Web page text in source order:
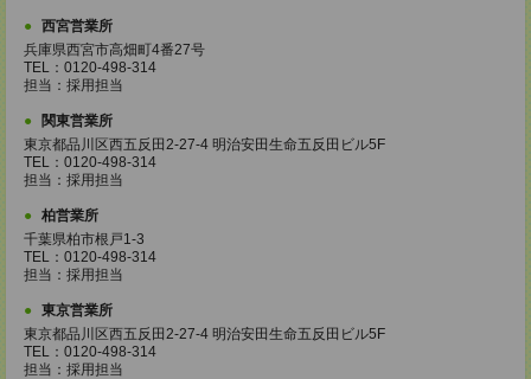
西宮営業所
兵庫県西宮市高畑町4番27号
TEL：0120-498-314
担当：採用担当
関東営業所
東京都品川区西五反田2-27-4 明治安田生命五反田ビル5F
TEL：0120-498-314
担当：採用担当
柏営業所
千葉県柏市根戸1-3
TEL：0120-498-314
担当：採用担当
東京営業所
東京都品川区西五反田2-27-4 明治安田生命五反田ビル5F
TEL：0120-498-314
担当：採用担当